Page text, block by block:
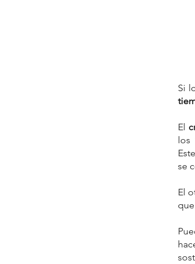
Día Mundial de la
Miguel Arcángel
Rafael Arcángel
Tarot terapéutico
acompañamiento
angeloterapeuta
análisis de cine
Si
El
los
se
El